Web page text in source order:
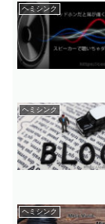
ヘミシンク
ヘミシンク
ヘミシンク